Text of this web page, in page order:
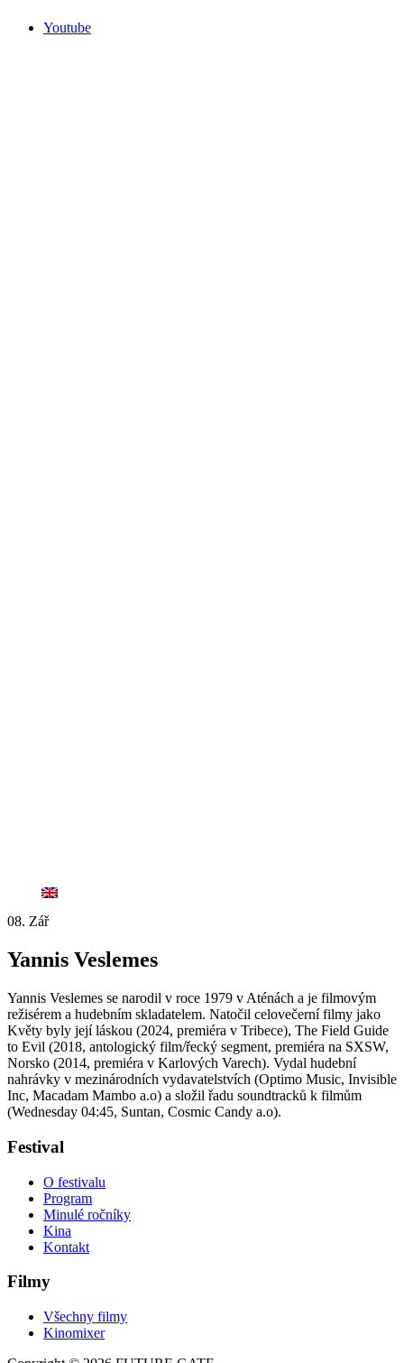
Youtube
08. Zář
Yannis Veslemes
Yannis Veslemes se narodil v roce 1979 v Aténách a je filmovým
režisérem a hudebním skladatelem. Natočil celovečerní filmy jako
Květy byly její láskou (2024, premiéra v Tribece), The Field Guide
to Evil (2018, antologický film/řecký segment, premiéra na SXSW,
Norsko (2014, premiéra v Karlových Varech). Vydal hudební
nahrávky v mezinárodních vydavatelstvích (Optimo Music, Invisible
Inc, Macadam Mambo a.o) a složil řadu soundtracků k filmům
(Wednesday 04:45, Suntan, Cosmic Candy a.o).
Festival
O festivalu
Program
Minulé ročníky
Kina
Kontakt
Filmy
Všechny filmy
Kinomixer